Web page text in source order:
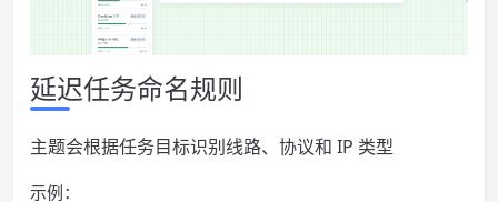
延迟任务命名规则
主题会根据任务目标识别线路、协议和 IP 类型
示例：